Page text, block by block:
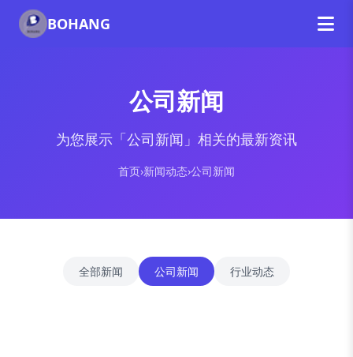
BOHANG
公司新闻
为您展示「公司新闻」相关的最新资讯
首页›新闻动态›公司新闻
全部新闻 公司新闻 行业动态